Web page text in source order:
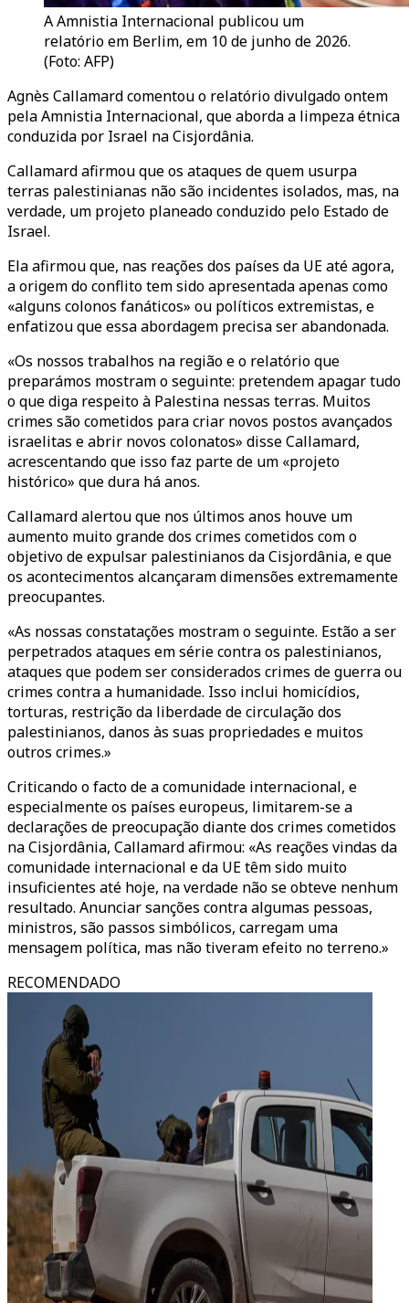
A Amnistia Internacional publicou um
relatório em Berlim, em 10 de junho de 2026.
(Foto: AFP)
Agnès Callamard comentou o relatório divulgado ontem
pela Amnistia Internacional, que aborda a limpeza étnica
conduzida por Israel na Cisjordânia.
Callamard afirmou que os ataques de quem usurpa
terras palestinianas não são incidentes isolados, mas, na
verdade, um projeto planeado conduzido pelo Estado de
Israel.
Ela afirmou que, nas reações dos países da UE até agora,
a origem do conflito tem sido apresentada apenas como
«alguns colonos fanáticos» ou políticos extremistas, e
enfatizou que essa abordagem precisa ser abandonada.
«Os nossos trabalhos na região e o relatório que
preparámos mostram o seguinte: pretendem apagar tudo
o que diga respeito à Palestina nessas terras. Muitos
crimes são cometidos para criar novos postos avançados
israelitas e abrir novos colonatos» disse Callamard,
acrescentando que isso faz parte de um «projeto
histórico» que dura há anos.
Callamard alertou que nos últimos anos houve um
aumento muito grande dos crimes cometidos com o
objetivo de expulsar palestinianos da Cisjordânia, e que
os acontecimentos alcançaram dimensões extremamente
preocupantes.
«As nossas constatações mostram o seguinte. Estão a ser
perpetrados ataques em série contra os palestinianos,
ataques que podem ser considerados crimes de guerra ou
crimes contra a humanidade. Isso inclui homicídios,
torturas, restrição da liberdade de circulação dos
palestinianos, danos às suas propriedades e muitos
outros crimes.»
Criticando o facto de a comunidade internacional, e
especialmente os países europeus, limitarem-se a
declarações de preocupação diante dos crimes cometidos
na Cisjordânia, Callamard afirmou: «As reações vindas da
comunidade internacional e da UE têm sido muito
insuficientes até hoje, na verdade não se obteve nenhum
resultado. Anunciar sanções contra algumas pessoas,
ministros, são passos simbólicos, carregam uma
mensagem política, mas não tiveram efeito no terreno.»
RECOMENDADO